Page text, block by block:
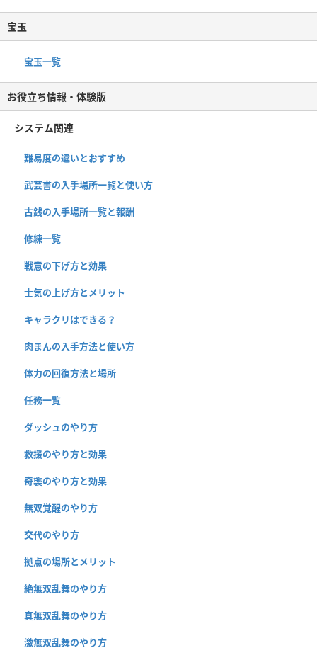
宝玉
宝玉一覧
お役立ち情報・体験版
システム関連
難易度の違いとおすすめ
武芸書の入手場所一覧と使い方
古銭の入手場所一覧と報酬
修練一覧
戦意の下げ方と効果
士気の上げ方とメリット
キャラクリはできる？
肉まんの入手方法と使い方
体力の回復方法と場所
任務一覧
ダッシュのやり方
救援のやり方と効果
奇襲のやり方と効果
無双覚醒のやり方
交代のやり方
拠点の場所とメリット
絶無双乱舞のやり方
真無双乱舞のやり方
激無双乱舞のやり方